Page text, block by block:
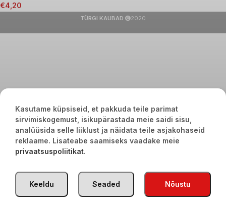
€4,20
TÜRGI KAUBAD 2020
Kasutame küpsiseid, et pakkuda teile parimat
sirvimiskogemust, isikupärastada meie saidi sisu,
analüüsida selle liiklust ja näidata teile asjakohaseid
reklaame. Lisateabe saamiseks vaadake meie
privaatsuspoliitikat.
Nõustu
Seaded
Keeldu